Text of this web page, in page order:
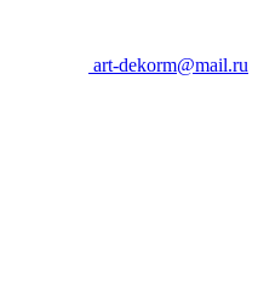
art-dekorm@mail.ru